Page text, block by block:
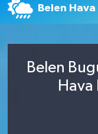
Belen
Belen
Hava
Kocaeli
Süper Lig